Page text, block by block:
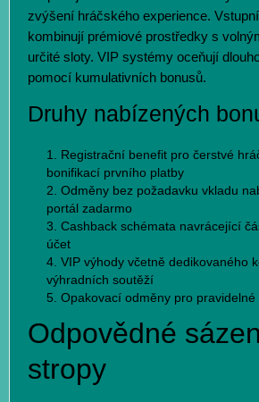
zvýšení hráčského experience.
kombinují prémiové prostředky s
určité sloty. VIP systémy oceňují
pomocí kumulativních bonusů.
Druhy nabízených
Registrační benefit pro čerstvé
bonifikací prvního platby
Odměny bez požadavku vkladu
portál zadarmo
Cashback schémata navrácející
účet
VIP výhody včetně dedikovaného
výhradních soutěží
Opakovací odměny pro
Odpovědné
stropy